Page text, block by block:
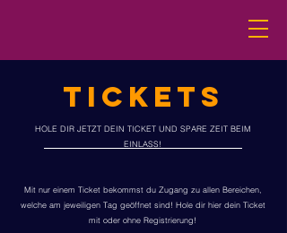
TICKETS
HOLE DIR JETZT DEIN TICKET UND SPARE ZEIT BEIM
EINLASS!
Mit nur einem Ticket bekommst du Zugang zu allen Bereichen,
welche am jeweiligen Tag geöffnet sind! Hole dir hier dein Ticket
mit oder ohne Registrierung!